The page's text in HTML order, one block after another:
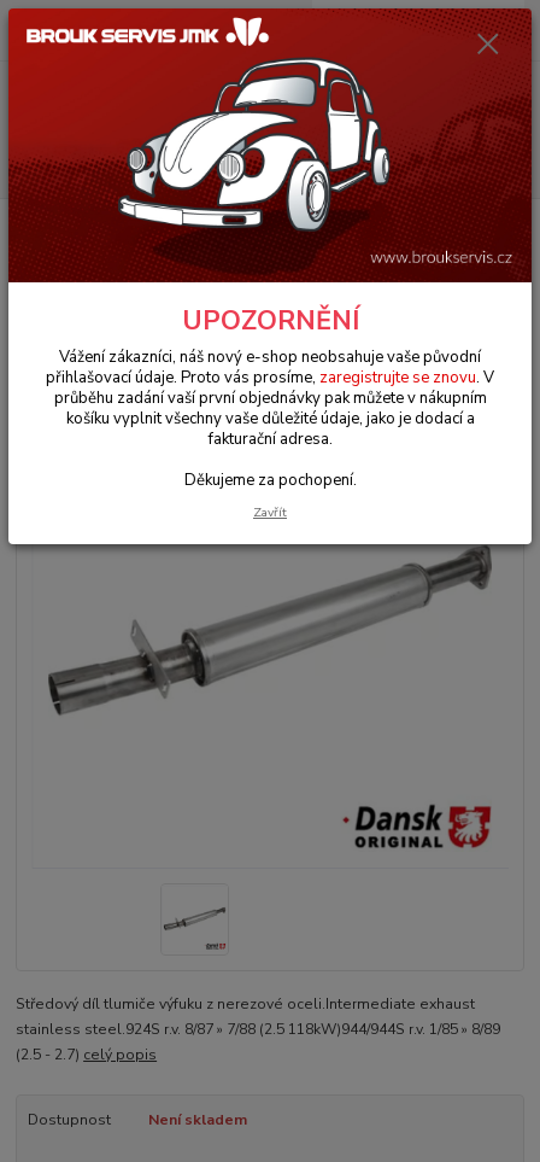
Menu
Hledat
(Po-Pá, 9-18 hod.)
0ks
za0 Kč
Úvod Porsche 924/928/944/959/968
Výfuky & těsnění (Exhaust & seals)
Výfuk S/S středový díl - Porsche 924/944 (1985 » 89)
Výfuk S/S středový díl - Porsche
924/944 (1985 » 89)
Středový díl tlumiče výfuku z nerezové oceli.Intermediate exhaust
stainless steel.924S r.v. 8/87 » 7/88 (2.5 118kW)944/944S r.v. 1/85 » 8/89
(2.5 - 2.7) celý popis
Dostupnost Není skladem
UPOZORNĚNÍ
Vážení zákazníci, náš nový e-shop neobsahuje vaše původní
přihlašovací údaje. Proto vás prosíme, zaregistrujte se znovu. V
průběhu zadání vaší první objednávky pak můžete v nákupním
košíku vyplnit všechny vaše důležité údaje, jako je dodací a
fakturační adresa.
Děkujeme za pochopení.
Zavřít